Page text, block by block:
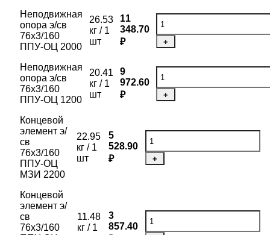
Неподвижная
опора э/св
76х3/160
ППУ-ОЦ 2000
26.53
кг / 1
шт
11
348.70
₽
+
Неподвижная
опора э/св
76х3/160
ППУ-ОЦ 1200
20.41
кг / 1
шт
9
972.60
₽
+
Концевой
элемент э/
св
76х3/160
ППУ-ОЦ
МЗИ 2200
22.95
кг / 1
шт
5
528.90
₽
+
Концевой
элемент э/
св
76х3/160
11.48
кг / 1
3
857.40